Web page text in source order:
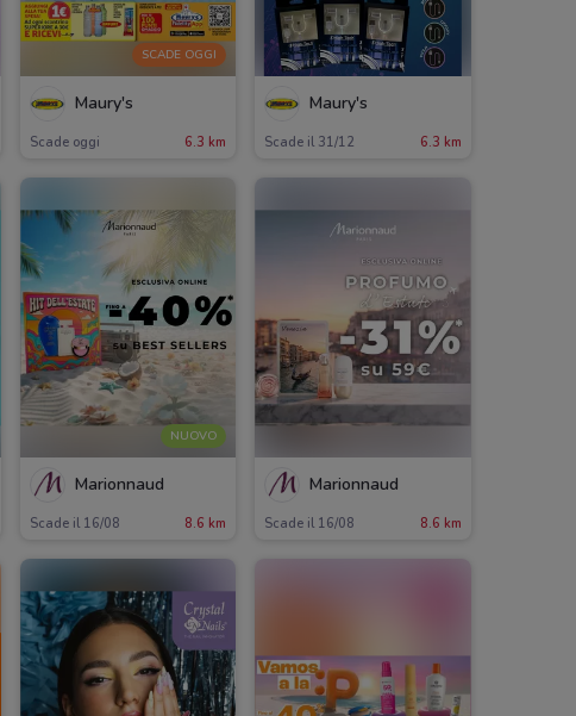
SCADE OGGI
Maury's
Scade oggi 6.3 km
Maury's
Scade il 31/12 6.3 km
NUOVO
Marionnaud
Scade il 16/08 8.6 km
Marionnaud
Scade il 16/08 8.6 km